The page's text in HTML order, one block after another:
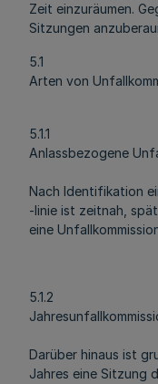
Zeit einzuräumen.
Sitzungen
5.1
Arten von
5.1.1
Anlassbezogene
Nach Identifikation
-linie ist zeitnah,
eine
5.1.2
Darüber hinaus ist
Jahres eine Sitzung